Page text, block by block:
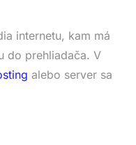
internetu, kam má
do prehliadača. V
alebo server sa